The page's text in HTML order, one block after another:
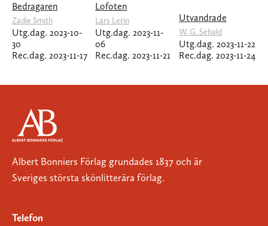
Bedragaren
Zadie Smith
Utg.dag. 2023-10-
30
Rec.dag. 2023-11-17
Lofoten
Lars Lerin
Utg.dag. 2023-11-
06
Rec.dag. 2023-11-21
Utvandrade
W. G. Sebald
Utg.dag. 2023-11-22
Rec.dag. 2023-11-24
Albert Bonniers Förlag grundades 1837 och är
Sveriges största skönlitterära förlag.
Telefon